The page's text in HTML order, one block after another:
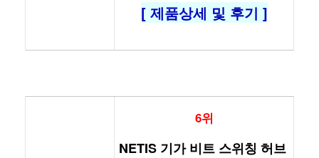
[ 제품상세 및 후기 ]
6위
NETIS 기가 비트 스위칭 허브